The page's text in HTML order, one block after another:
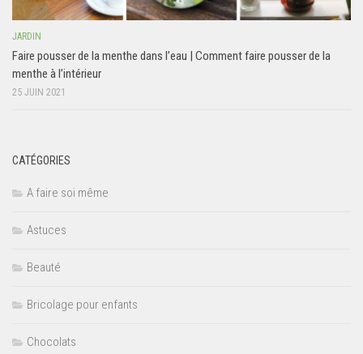
JARDIN
Faire pousser de la menthe dans l’eau | Comment faire pousser de la
menthe à l’intérieur
25 JUIN 2021
CATÉGORIES
A faire soi même
Astuces
Beauté
Bricolage pour enfants
Chocolats